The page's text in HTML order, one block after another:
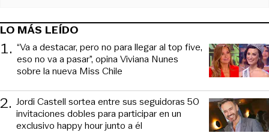
LO MÁS LEÍDO
1. “Va a destacar, pero no para llegar al top five,
eso no va a pasar”, opina Viviana Nunes
sobre la nueva Miss Chile
2. Jordi Castell sortea entre sus seguidoras 50
invitaciones dobles para participar en un
exclusivo happy hour junto a él